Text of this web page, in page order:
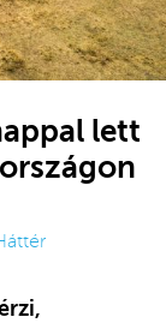
lett